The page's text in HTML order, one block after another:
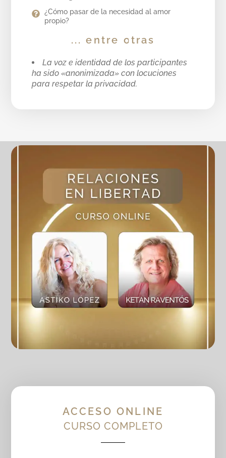
¿Cómo pasar de la necesidad al amor
propio?
... entre otras
La voz e identidad de los participantes
ha sido «anonimizada» con locuciones
para respetar la privacidad.
ACCESO ONLINE
CURSO COMPLETO